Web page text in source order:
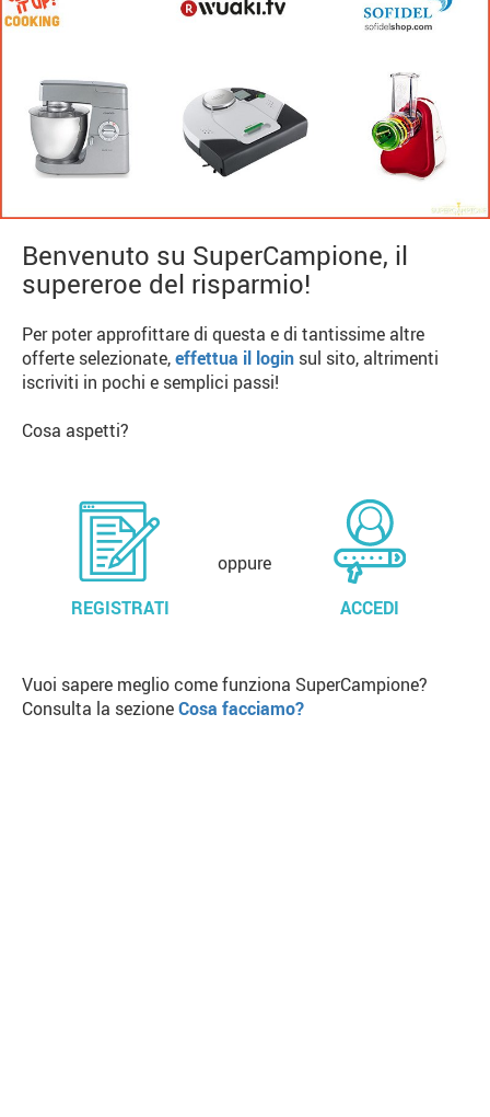
Benvenuto su SuperCampione, il
supereroe del risparmio!
Per poter approfittare di questa e di tantissime altre
offerte selezionate,effettua il login sul sito, altrimenti
iscriviti in pochi e semplici passi!
Cosa aspetti?
REGISTRATI
oppure
ACCEDI
Vuoi sapere meglio come funziona SuperCampione?
Consulta la sezioneCosa facciamo?